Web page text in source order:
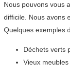
Nous pouvons vous
difficile. Nous avons
Quelques exemples
Déchets verts
Vieux